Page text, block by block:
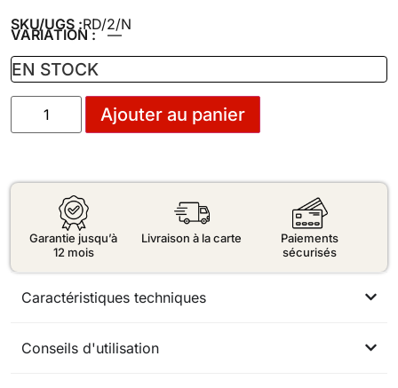
SKU/UGS :RD/2/N
VARIATION : —
EN STOCK
Ajouter au panier
Garantie jusqu’à
12 mois
Livraison à la carte
Paiements
sécurisés
Caractéristiques techniques
Conseils d'utilisation